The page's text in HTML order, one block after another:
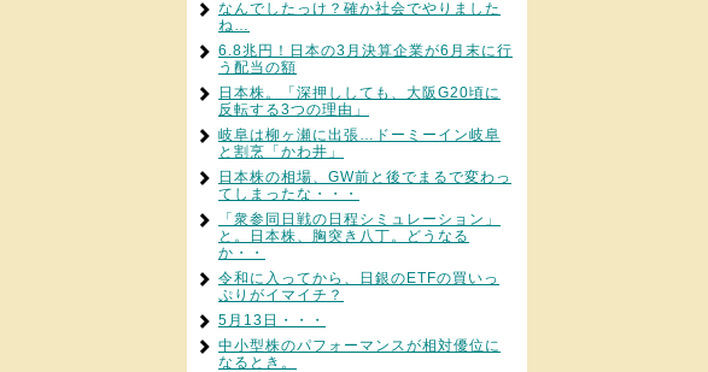
なんでしたっけ？確か社会でやりました
ね…
6.8兆円！日本の3月決算企業が6月末に行
う配当の額
日本株。「深押ししても、大阪G20頃に
反転する3つの理由」
岐阜は柳ヶ瀬に出張…ドーミーイン岐阜
と割烹「かわ井」
日本株の相場、GW前と後でまるで変わっ
てしまったな・・・
「衆参同日戦の日程シミュレーション」
と。日本株、胸突き八丁。どうなる
か・・
令和に入ってから、日銀のETFの買いっ
ぷりがイマイチ？
5月13日・・・
中小型株のパフォーマンスが相対優位に
なるとき。